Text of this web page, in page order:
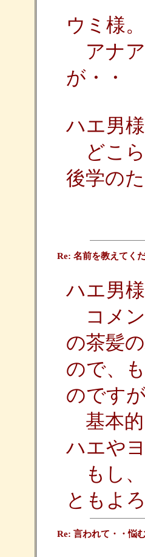
ウミ様。
アナア
が・・
ハエ男様
どこら
後学の
Re: 名前を教えてく
ハエ男
コメン
の茶髪
ので、
のですが
基本的
ハエや
もし、
ともよ
Re: 言われて・・悩